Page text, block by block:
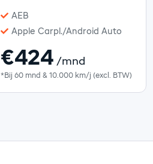
AEB
Apple Carpl./Android Auto
€424/mnd
*Bij 60 mnd & 10.000 km/j (excl. BTW)